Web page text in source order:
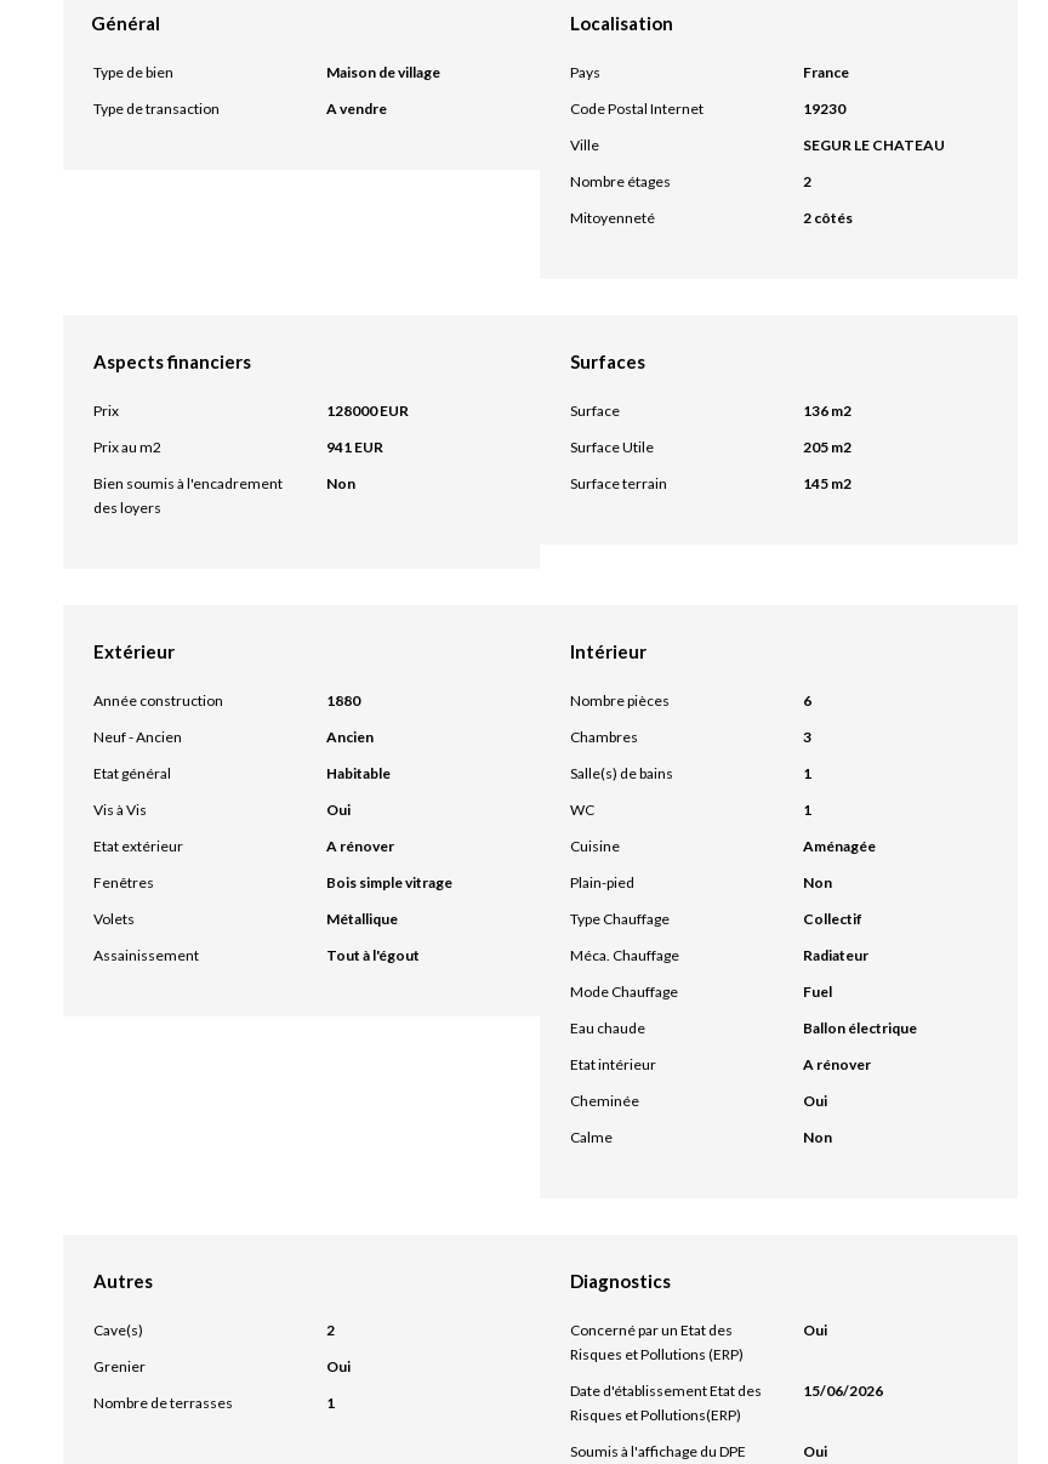
Général
Type de bien
Maison de village
Type de transaction
A vendre
Localisation
Pays
France
Code Postal Internet
19230
Ville
SEGUR LE CHATEAU
Nombre étages
2
Mitoyenneté
2 côtés
Aspects financiers
Prix
128000 EUR
Prix au m2
941 EUR
Bien soumis à l'encadrement
des loyers
Non
Surfaces
Surface
136 m2
Surface Utile
205 m2
Surface terrain
145 m2
Extérieur
Année construction
1880
Neuf - Ancien
Ancien
Etat général
Habitable
Vis à Vis
Oui
Etat extérieur
A rénover
Fenêtres
Bois simple vitrage
Volets
Métallique
Assainissement
Tout à l'égout
Intérieur
Nombre pièces
6
Chambres
3
Salle(s) de bains
1
WC
1
Cuisine
Aménagée
Plain-pied
Non
Type Chauffage
Collectif
Méca. Chauffage
Radiateur
Mode Chauffage
Fuel
Eau chaude
Ballon électrique
Etat intérieur
A rénover
Cheminée
Oui
Calme
Non
Autres
Cave(s)
2
Grenier
Oui
Nombre de terrasses
1
Diagnostics
Concerné par un Etat des
Risques et Pollutions (ERP)
Oui
Date d'établissement Etat des
Risques et Pollutions(ERP)
15/06/2026
Soumis à l'affichage du DPE Oui